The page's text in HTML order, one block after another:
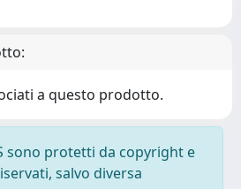
a questo prodotto.
sono protetti da copyright e
salvo diversa